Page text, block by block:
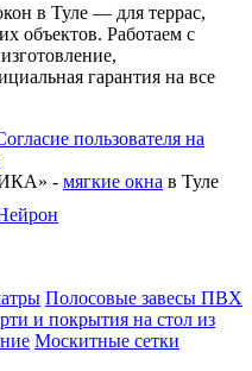
в Туле — для террас,
объектов. Работаем с
гарантия на все
пользователя на
- мягкие окна в Туле
Полосовые завесы ПВХ
и покрытия на стол из
Москитные сетки